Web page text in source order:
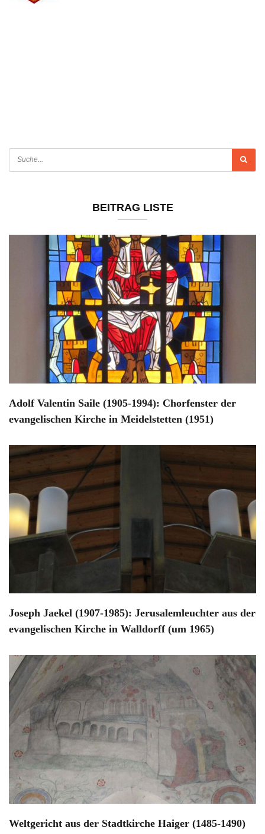
BEITRAG LISTE
Adolf Valentin Saile (1905-1994): Chorfenster der
evangelischen Kirche in Meidelstetten (1951)
Joseph Jaekel (1907-1985): Jerusalemleuchter aus der
evangelischen Kirche in Walldorff (um 1965)
Weltgericht aus der Stadtkirche Haiger (1485-1490)